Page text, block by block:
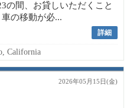
の間、お貸しいただくこと
の移動が必...
詳細
California
2026年05月15日(金)